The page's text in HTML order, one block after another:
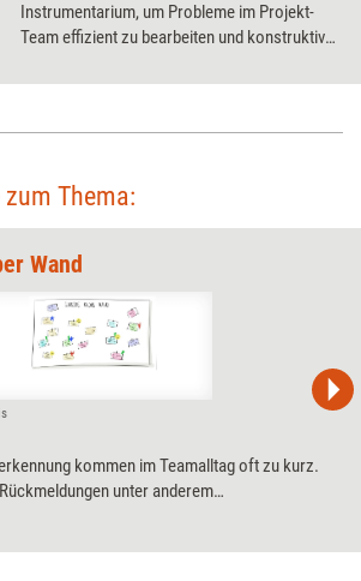
Instrumentarium, um Probleme im Projekt-
Team effizient zu bearbeiten und konstruktiv
Auf diese Weise sammeln sie Erfahrungen und
Teamführung gestalten können.
Thema:
Wand
kommen im Teamalltag oft zu kurz.
unter anderem